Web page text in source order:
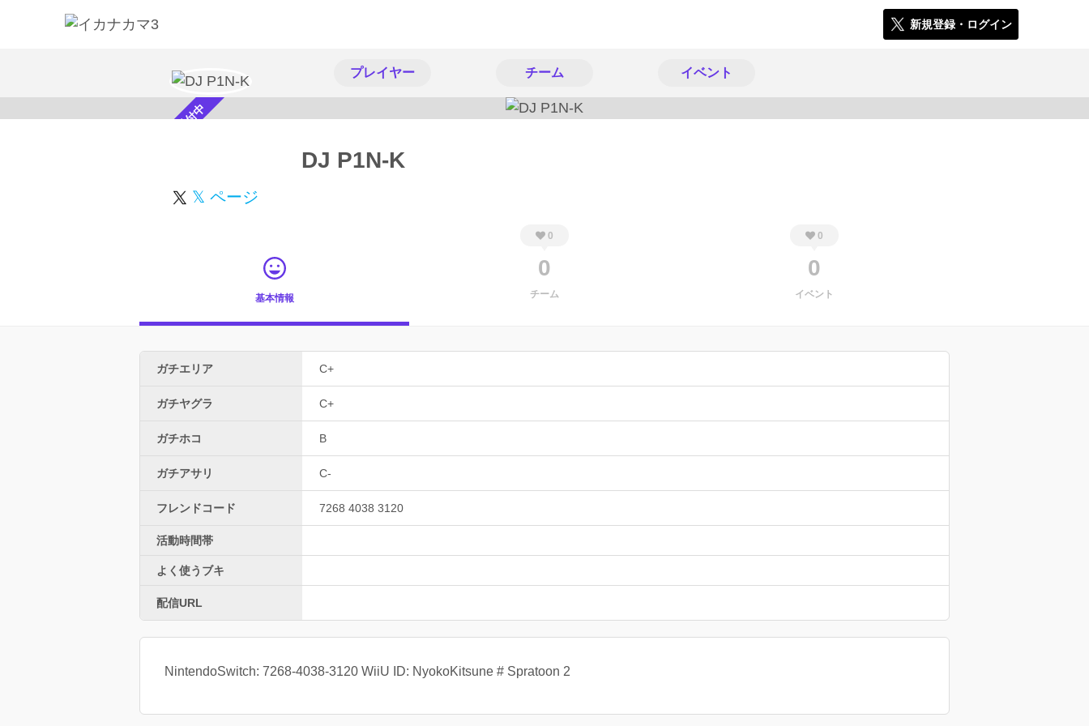
新規登録・ログイン
プレイヤー チーム イベント
スカウト受付中 DJ P1N-K
𝕏 ページ
基本情報
0
0
チーム
0
0
イベント
ガチエリア C+
ガチヤグラ C+
ガチホコ B
ガチアサリ C-
フレンドコード 7268 4038 3120
活動時間帯
よく使うブキ
配信URL
NintendoSwitch: 7268-4038-3120 WiiU ID: NyokoKitsune # Spratoon 2